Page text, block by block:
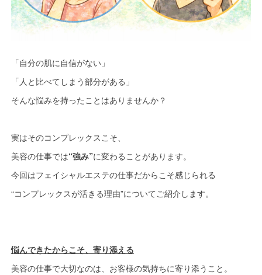
「自分の肌に自信がない」
「人と比べてしまう部分がある」
そんな悩みを持ったことはありませんか？
実はそのコンプレックスこそ、
美容の仕事では“強み”に変わることがあります。
今回はフェイシャルエステの仕事だからこそ感じられる
“コンプレックスが活きる理由”についてご紹介します。
悩んできたからこそ、寄り添える
美容の仕事で大切なのは、お客様の気持ちに寄り添うこと。